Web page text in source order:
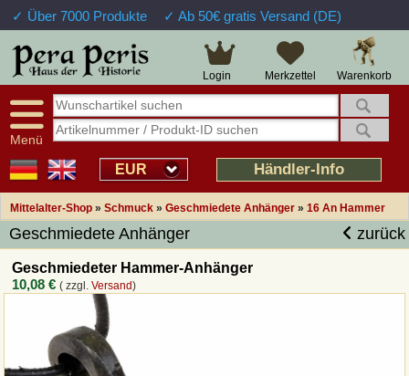
✓ Über 7000 Produkte ✓ Ab 50€ gratis Versand (DE)
Warenkorb
Merkzettel
Login
Menü
EUR Händler-Info
Mittelalter-Shop » Schmuck » Geschmiedete Anhänger » 16 An Hammer
Geschmiedete Anhänger zurück
Geschmiedeter Hammer-Anhänger
10,08 € ( zzgl.Versand)
Große Auswahl
Verfügbarkeitsanzeige
Sendungsverfolgung
Intelligente Navigation
Freundlicher Service
14 Tage Widerrufsrecht
Über 25 Jahre Erfahrung
Schnelle Rücküberweisung
Kulant bei Retouren
Prof. Auftragsabwicklung
Übersicht Mittelalter-Produkte
Impressum
Widerrufsfunktion
Wie bestellen?
Rückruf-Service